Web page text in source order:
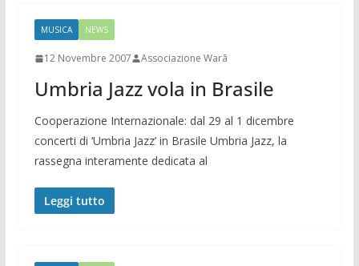
MUSICA NEWS
12 Novembre 2007 Associazione Warã
Umbria Jazz vola in Brasile
Cooperazione Internazionale: dal 29 al 1 dicembre
concerti di ‘Umbria Jazz’ in Brasile Umbria Jazz, la
rassegna interamente dedicata al
Leggi tutto